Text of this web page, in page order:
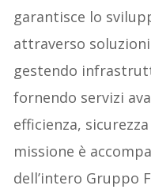
garantisce lo
attraverso
gestendo
fornendo servizi
efficienza,
missione è
dell’intero Gruppo